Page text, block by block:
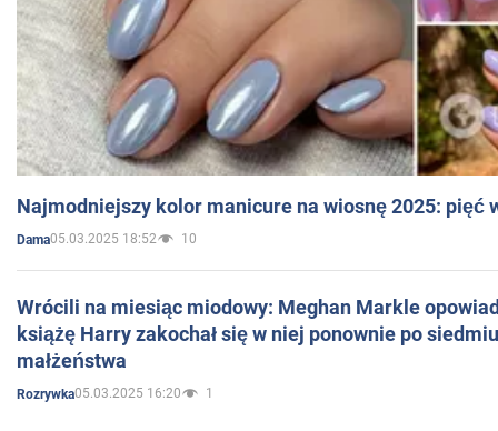
Najmodniejszy kolor manicure na wiosnę 2025: pięć
Dama05.03.2025 18:52 10
Wrócili na miesiąc miodowy: Meghan Markle
książę Harry zakochał się w niej ponownie po
małżeństwa
Rozrywka05.03.2025 16:20 1